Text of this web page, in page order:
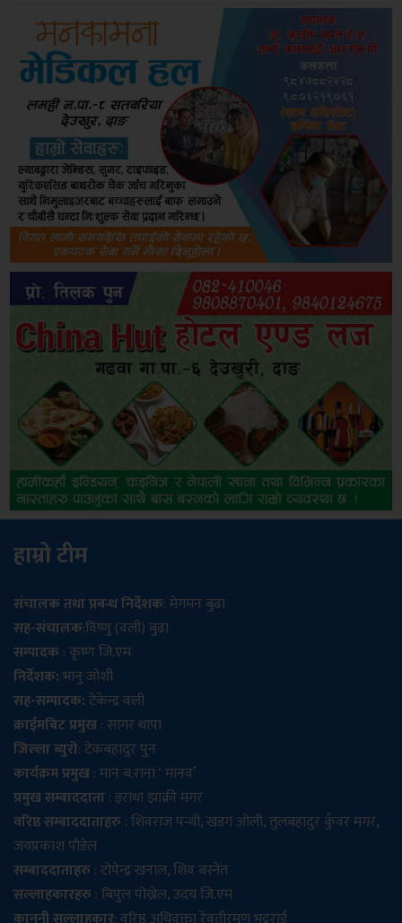
हाम्रो टीम
संचालक तथा प्रबन्ध निर्देशक: मेगमन बुढा
सह-संचालक:विष्णु (वली) बुढा
सम्पादक: कृष्ण जि.एम
निर्देशक:भानु जोशी
सह-सम्पादक:टेकेन्द्र वली
क्राईमबिट प्रमुख: सागर थापा
जिल्ला ब्युरो: टेकबहादुर पुन
कार्यक्रम प्रमुख: मान ब.राना ‘ मानव’
प्रमुख सम्बाददाता: इराधा झाक्री मगर
वरिष्ठ सम्बाददाताहरु: शिवराज पन्थी, खडग ओली, तुलबहादुर कुँवर मगर,
जयप्रकाश पौडेल
सम्बाददाताहरु: टोपेन्द्र खनाल, शिव बस्नेत
सल्लाहकारहरु: बिपुल पोख्रेल, उदय जि.एम